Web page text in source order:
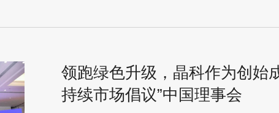
领跑绿色升级，晶科作为创始
持续市场倡议”中国理事会